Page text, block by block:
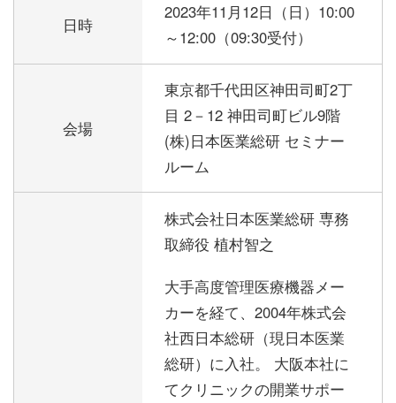
日時
2023年11月12日（日） 10:00
～12:00（09:30受付）
会場
東京都千代田区神田司町2丁
目 2－12 神田司町ビル9階
(株)日本医業総研 セミナー
ルーム
株式会社日本医業総研 専務
取締役 植村智之
大手高度管理医療機器メー
カーを経て、2004年株式会
社西日本総研（現日本医業
総研）に入社。 大阪本社に
てクリニックの開業サポー